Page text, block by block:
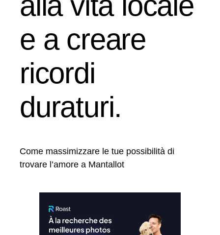
e a creare
ricordi
duraturi.
Come massimizzare le tue possibilità di
trovare l’amore a Mantallot